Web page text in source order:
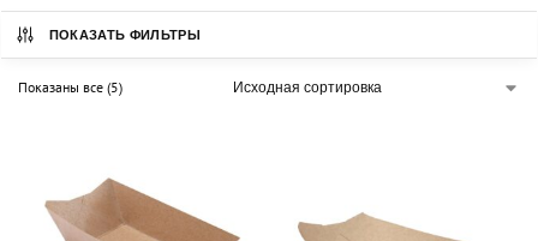
ПОКАЗАТЬ ФИЛЬТРЫ
Показаны все (5)